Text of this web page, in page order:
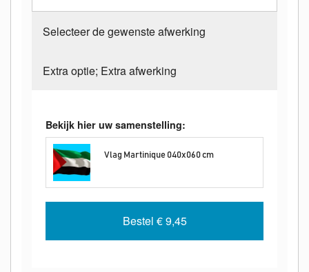
Selecteer de gewenste afwerking
Extra optie; Extra afwerking
Bekijk hier uw samenstelling:
Vlag Martinique 040x060 cm
Bestel € 9,45